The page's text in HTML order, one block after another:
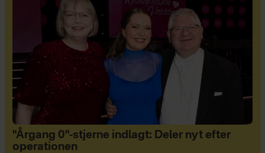
"Årgang 0"-stjerne indlagt: Deler nyt efter
operationen